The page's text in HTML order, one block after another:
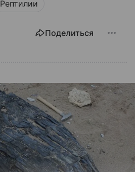
Рептилии
Поделиться